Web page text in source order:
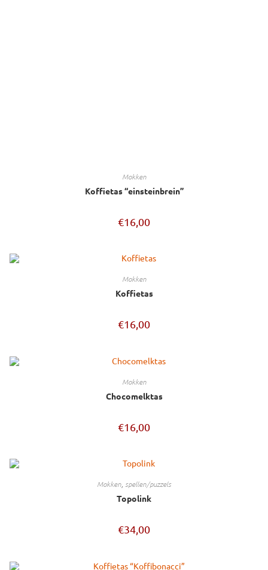
mokken
Koffietas “einsteinbrein”
€16,00
mokken
Koffietas
€16,00
mokken
Chocomelktas
€16,00
mokken spellen/puzzels
Topolink
€34,00